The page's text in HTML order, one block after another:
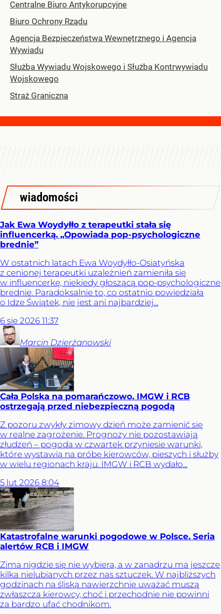
Centralne Biuro Antykorupcyjne
Biuro Ochrony Rządu
Agencja Bezpieczeństwa Wewnętrznego i Agencja
Wywiadu
Służba Wywiadu Wojskowego i Służba Kontrwywiadu
Wojskowego
Straż Graniczna
wiadomości
Jak Ewa Woydyłło z terapeutki stała się
influencerką. „Opowiada pop-psychologiczne
brednie”
W ostatnich latach Ewa Woydyłło-Osiatyńska
z cenionej terapeutki uzależnień zamieniła się
w influencerkę, niekiedy głoszącą pop-psychologiczne
brednie. Paradoksalnie to, co ostatnio powiedziała
o Idze Świątek, nie jest ani najbardziej...
6 sie 2026 11:37
Marcin Dzierżanowski
Cała Polska na pomarańczowo. IMGW i RCB
ostrzegają przed niebezpieczną pogodą
Z pozoru zwykły zimowy dzień może zamienić się
w realne zagrożenie. Prognozy nie pozostawiają
złudzeń – pogoda w czwartek przyniesie warunki,
które wystawią na próbę kierowców, pieszych i służby
w wielu regionach kraju. IMGW i RCB wydało...
5 lut 2026 8:04
Katastrofalne warunki pogodowe w Polsce. Seria
alertów RCB i IMGW
Zima nigdzie się nie wybiera, a w zanadrzu ma jeszcze
kilka nielubianych przez nas sztuczek. W najbliższych
godzinach na śliską nawierzchnię uważać muszą
zwłaszcza kierowcy, choć i przechodnie nie powinni
za bardzo ufać chodnikom.